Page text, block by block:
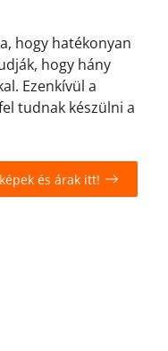
hogy hatékonyan
hogy hány
Ezenkívül a
tudnak készülni a
és árak itt!